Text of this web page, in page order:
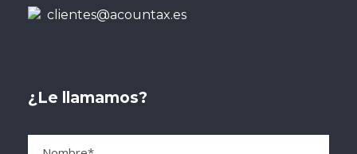
clientes@acountax.es
¿Le llamamos?